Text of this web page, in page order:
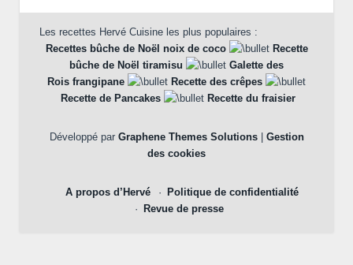
Les recettes Hervé Cuisine les plus populaires :
Recettes bûche de Noël noix de coco
Recette
bûche de Noël tiramisu
Galette des
Rois frangipane
Recette des crêpes
Recette de Pancakes
Recette du fraisier
Développé par Graphene Themes Solutions| Gestion
des cookies
A propos d’Hervé
Politique de confidentialité
Revue de presse